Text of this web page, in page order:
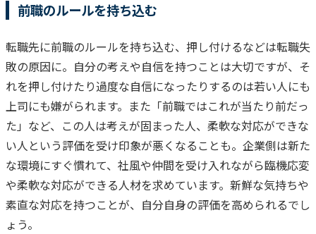
前職のルールを持ち込む
転職先に前職のルールを持ち込む、押し付けるなどは転職失
敗の原因に。自分の考えや自信を持つことは大切ですが、そ
れを押し付けたり過度な自信になったりするのは若い人にも
上司にも嫌がられます。 また「前職ではこれが当たり前だっ
た」など、この人は考えが固まった人、柔軟な対応ができな
い人という評価を受け印象が悪くなることも。 企業側は新た
な環境にすぐ慣れて、社風や仲間を受け入れながら臨機応変
や柔軟な対応ができる人材を求めています。新鮮な気持ちや
素直な対応を持つことが、自分自身の評価を高められるでし
ょう。